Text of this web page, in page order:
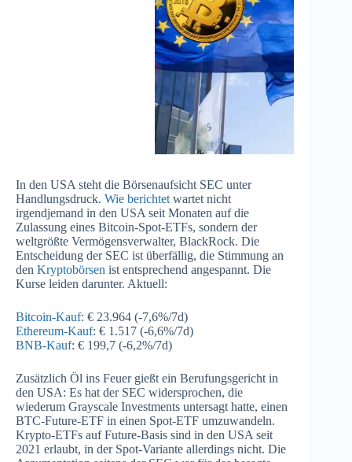
In den USA steht die Börsenaufsicht SEC unter
Handlungsdruck. Wie berichtet wartet nicht
irgendjemand in den USA seit Monaten auf die
Zulassung eines Bitcoin-Spot-ETFs, sondern der
weltgrößte Vermögensverwalter, BlackRock. Die
Entscheidung der SEC ist überfällig, die Stimmung an
den Kryptobörsen ist entsprechend angespannt. Die
Kurse leiden darunter. Aktuell:
Bitcoin-Kauf: € 23.964 (-7,6%/7d)
Ethereum-Kauf: € 1.517 (-6,6%/7d)
BNB-Kauf: € 199,7 (-6,2%/7d)
Zusätzlich Öl ins Feuer gießt ein Berufungsgericht in
den USA: Es hat der SEC widersprochen, die
wiederum Grayscale Investments untersagt hatte, einen
BTC-Future-ETF in einen Spot-ETF umzuwandeln.
Krypto-ETFs auf Future-Basis sind in den USA seit
2021 erlaubt, in der Spot-Variante allerdings nicht. Die